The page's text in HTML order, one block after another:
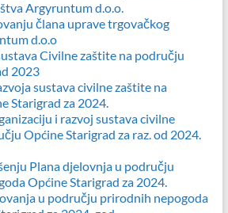
Argyruntum d.o.o.
člana uprave trgovačkog
d.o.o
Civilne zaštite na području
2023
sustava civilne zaštite na
Starigrad za 2024.
i razvoj sustava civilne
Općine Starigrad za raz. od 2024.
Plana djelovnja u području
Općine Starigrad za 2024.
u području prirodnih nepogoda